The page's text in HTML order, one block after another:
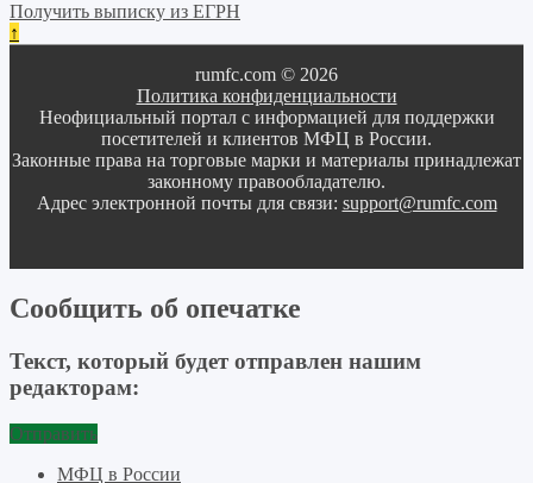
Получить выписку из ЕГРН
↑
rumfc.com © 2026
Политика конфиденциальности
Неофициальный портал с информацией для поддержки
посетителей и клиентов МФЦ в России.
Законные права на торговые марки и материалы принадлежат
законному правообладателю.
Адрес электронной почты для связи: support@rumfc.com
Сообщить об опечатке
Текст, который будет отправлен нашим
редакторам:
Отправить
МФЦ в России